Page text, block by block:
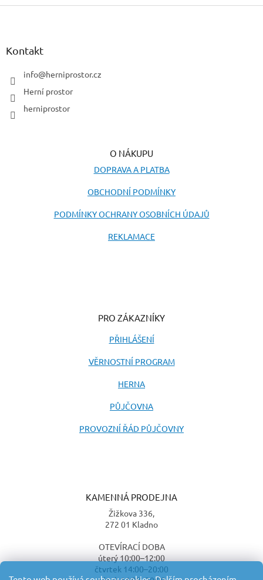
Z
Kontakt
info@herniprostor.cz
Herní prostor
herniprostor
O NÁKUPU
DOPRAVA A PLATBA
OBCHODNÍ PODMÍNKY
PODMÍNKY OCHRANY OSOBNÍCH ÚDAJŮ
REKLAMACE
PRO ZÁKAZNÍKY
PŘIHLÁŠENÍ
VĚRNOSTNÍ PROGRAM
HERNA
PŮJČOVNA
PROVOZNÍ ŘÁD PŮJČOVNY
KAMENNÁ PRODEJNA
Žižkova 336,
272 01 Kladno
OTEVÍRACÍ DOBA
úterý 10:00–12:00
čtvrtek 14:00–20:00